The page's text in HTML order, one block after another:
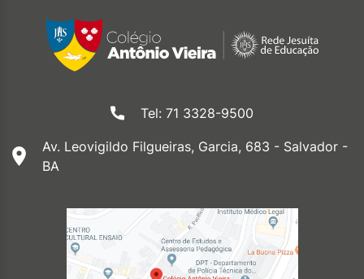
Tel: 71 3328-9500
Av. Leovigildo Filgueiras, Garcia, 683 - Salvador -
BA